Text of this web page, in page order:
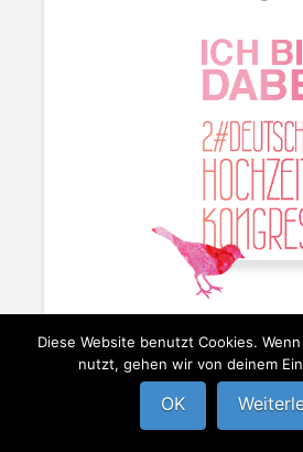
Diese Website benutzt Cookies.
nutzt, gehen wir von deinem
OK